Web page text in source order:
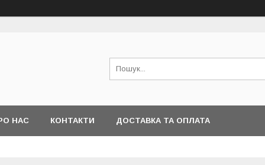
НАС КОНТАКТИ ДОСТАВКА ТА ОПЛАТА